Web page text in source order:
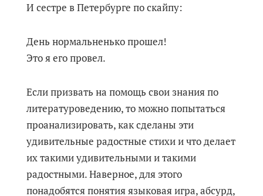
И сестре в Петербурге по скайпу:
День нормальненько прошел!
Это я его провел.
Если призвать на помощь свои знания по
литературоведению, то можно попытаться
проанализировать, как сделаны эти
удивительные радостные стихи и что делает
их такими удивительными и такими
радостными. Наверное, для этого
понадобятся понятия языковая игра, абсурд,